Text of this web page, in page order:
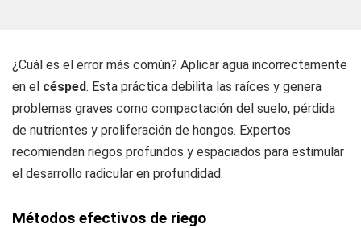
¿Cuál es el error más común? Aplicar agua incorrectamente
en el césped. Esta práctica debilita las raíces y genera
problemas graves como compactación del suelo, pérdida
de nutrientes y proliferación de hongos. Expertos
recomiendan riegos profundos y espaciados para estimular
el desarrollo radicular en profundidad.
Métodos efectivos de riego